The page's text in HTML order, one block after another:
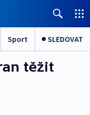
Sport SLEDOVAT
těžit